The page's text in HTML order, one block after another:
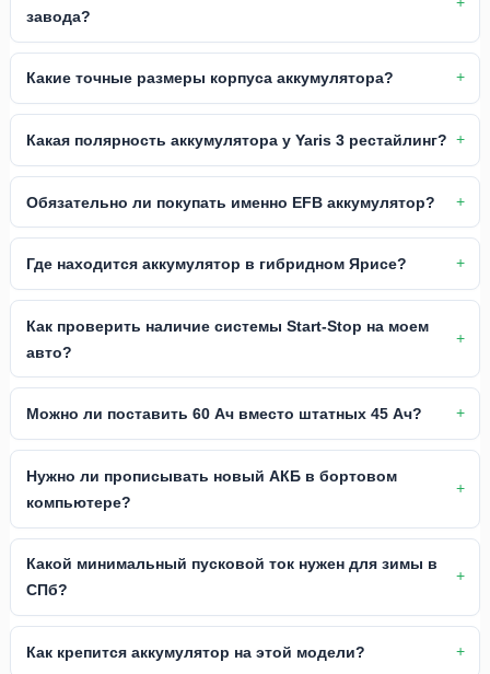
завода?
Какие точные размеры корпуса аккумулятора?
Какая полярность аккумулятора у Yaris 3 рестайлинг?
Обязательно ли покупать именно EFB аккумулятор?
Где находится аккумулятор в гибридном Ярисе?
Как проверить наличие системы Start-Stop на моем
авто?
Можно ли поставить 60 Ач вместо штатных 45 Ач?
Нужно ли прописывать новый АКБ в бортовом
компьютере?
Какой минимальный пусковой ток нужен для зимы в
СПб?
Как крепится аккумулятор на этой модели?